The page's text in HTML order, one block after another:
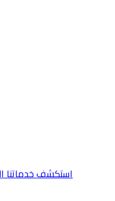
⁠استكشف خدماتنا